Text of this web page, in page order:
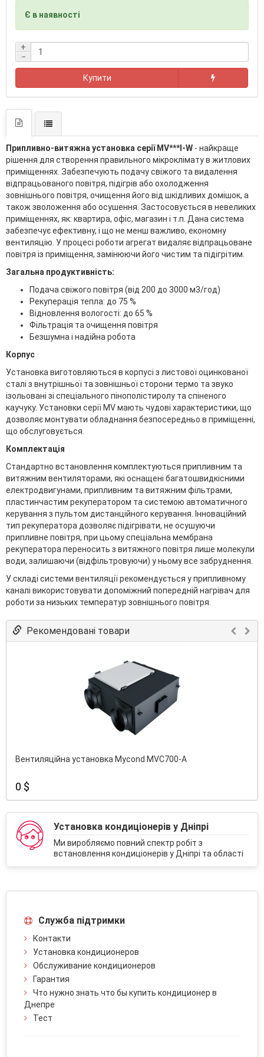
Є в наявності
+
−
Купити
Припливно-витяжна установка серії MV***I-W - найкраще
рішення для створення правильного мікроклімату в житлових
приміщеннях. Забезпечують подачу свіжого та видалення
відпрацьованого повітря, підігрів або охолодження
зовнішнього повітря, очищення його від шкідливих домішок, а
також зволоження або осушення. Застосовується в невеликих
приміщеннях, як: квартира, офіс, магазин і т.п. Дана система
забезпечує ефективну, і що не менш важливо, економну
вентиляцію. У процесі роботи агрегат видаляє відпрацьоване
повітря із приміщення, замінюючи його чистим та підігрітим.
Загальна продуктивність:
Подача свіжого повітря (від 200 до 3000 м3/год)
Рекуперація тепла: до 75 %
Відновлення вологості: до 65 %
Фільтрація та очищення повітря
Безшумна і надійна робота
Корпус
Установка виготовляються в корпусі з листової оцинкованої
сталі з внутрішньої та зовнішньої сторони термо та звуко
ізольовані зі спеціального пінополістиролу та спіненого
каучуку. Установки серії MV мають чудові характеристики, що
дозволяє монтувати обладнання безпосередньо в приміщенні,
що обслуговується.
Комплектація
Стандартно встановлення комплектуються припливним та
витяжним вентиляторами, які оснащені багатошвидкісними
електродвигунами, припливним та витяжним фільтрами,
пластинчастим рекуператором та системою автоматичного
керування з пультом дистанційного керування. Інноваційний
тип рекуператора дозволяє підігрівати, не осушуючи
припливне повітря, при цьому спеціальна мембрана
рекуператора переносить з витяжного повітря лише молекули
води, залишаючи (відфільтровуючи) у ньому все забруднення.
У складі системи вентиляції рекомендується у припливному
каналі використовувати допоміжний попередній нагрівач для
роботи за низьких температур зовнішнього повітря.
Рекомендовані товари
Вентиляційна установка Mycond MVC700-A
0 $
Установка кондиціонерів у Дніпрі
Ми виробляємо повний спектр робіт з
встановлення кондиціонерів у Дніпрі та області
Служба підтримки
Контакти
Установка кондиционеров
Обслуживание кондиционеров
Гарантия
Что нужно знать что бы купить кондиционер в
Днепре
Тест